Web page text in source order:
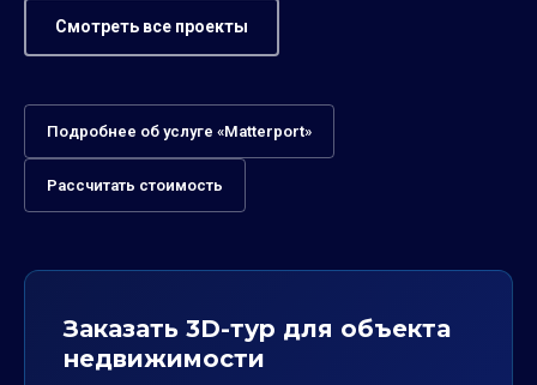
Смотреть все проекты
Подробнее об услуге «Matterport»
Рассчитать стоимость
Заказать 3D-тур для объекта
недвижимости